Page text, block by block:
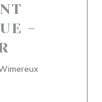
-
((在新窗口中打